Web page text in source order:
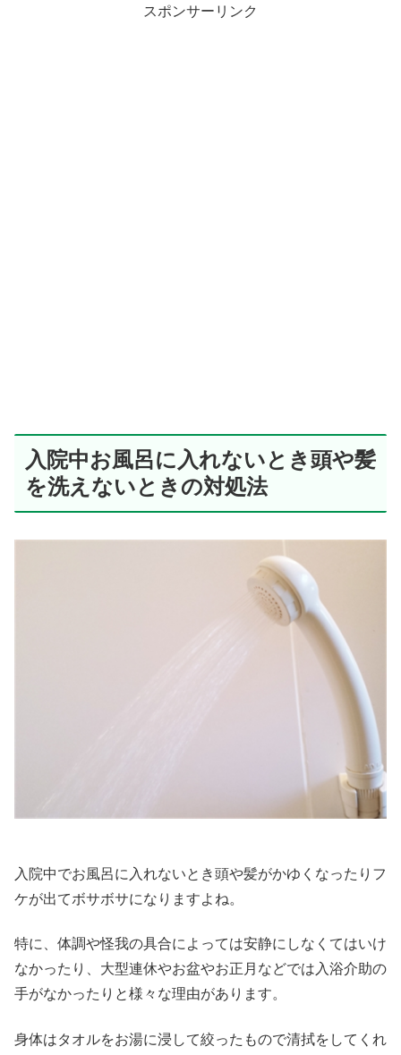
スポンサーリンク
入院中お風呂に入れないとき頭や髪
を洗えないときの対処法
入院中でお風呂に入れないとき頭や髪がかゆくなったりフ
ケが出てボサボサになりますよね。
特に、体調や怪我の具合によっては安静にしなくてはいけ
なかったり、大型連休やお盆やお正月などでは入浴介助の
手がなかったりと様々な理由があります。
身体はタオルをお湯に浸して絞ったもので清拭をしてくれ